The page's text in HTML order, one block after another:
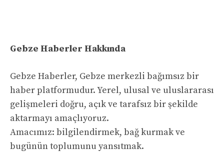
Gebze Haberler Hakkında
Gebze Haberler, Gebze merkezli bağımsız bir
haber platformudur. Yerel, ulusal ve uluslararası
gelişmeleri doğru, açık ve tarafsız bir şekilde
aktarmayı amaçlıyoruz.
Amacımız: bilgilendirmek, bağ kurmak ve
bugünün toplumunu yansıtmak.